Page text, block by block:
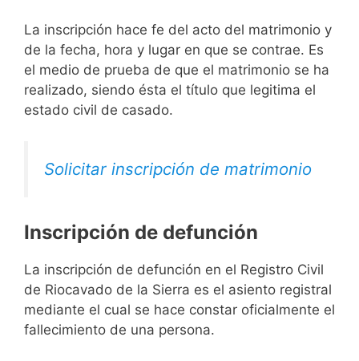
La inscripción hace fe del acto del matrimonio y
de la fecha, hora y lugar en que se contrae. Es
el medio de prueba de que el matrimonio se ha
realizado, siendo ésta el título que legitima el
estado civil de casado.
Solicitar inscripción de matrimonio
Inscripción de defunción
La inscripción de defunción en el Registro Civil
de Riocavado de la Sierra es el asiento registral
mediante el cual se hace constar oficialmente el
fallecimiento de una persona.